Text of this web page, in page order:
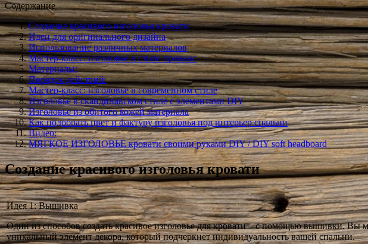
Содержание
Создание красивого изголовья кровати
Идеи для оригинального дизайна
Использование различных материалов
Мастер-класс: изголовье в стиле прованс
Материалы:
Порядок действий:
Мастер-класс: изголовье в современном стиле
Изголовье в скандинавском стиле с элементами DIY
Изголовье из обитого кожей материала
Как подобрать цвет и фактуру изголовья под интерьер спальни
Видео:
МЯГКОЕ ИЗГОЛОВЬЕ кровати своими руками DIY / DIY soft headboard
Создание красивого изголовья кровати
Идея 1: Вышивка
Один из способов создать красивое изголовье для кровати – с помощью вышивки.
уникальный элемент декора, который подчеркнет индивидуальность вашей спальни.